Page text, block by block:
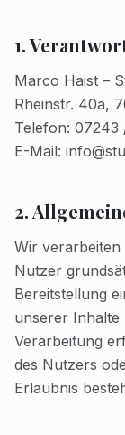
1.
Marco Haist –
Rheinstr. 40a,
Telefon: 07243
E-Mail:
2.
Wir
Nutzer
Bereitstellung
unserer Inhalte
Verarbeitung
des Nutzers
Erlaubnis